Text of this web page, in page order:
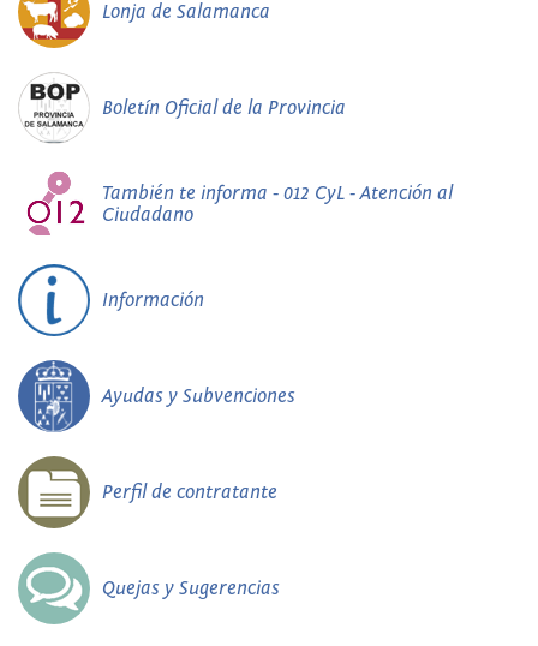
Lonja de Salamanca
Boletín Oficial de la Provincia
También te informa - 012 CyL - Atención al
Ciudadano
Información
Ayudas y Subvenciones
Perfil de contratante
Quejas y Sugerencias